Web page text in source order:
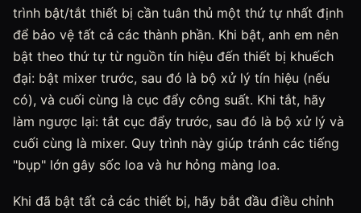
trình bật/tắt thiết bị cần tuân thủ một thứ tự nhất định
để bảo vệ tất cả các thành phần. Khi bật, anh em nên
bật theo thứ tự từ nguồn tín hiệu đến thiết bị khuếch
đại: bật mixer trước, sau đó là bộ xử lý tín hiệu (nếu
có), và cuối cùng là cục đẩy công suất. Khi tắt, hãy
làm ngược lại: tắt cục đẩy trước, sau đó là bộ xử lý và
cuối cùng là mixer. Quy trình này giúp tránh các tiếng
"bụp" lớn gây sốc loa và hư hỏng màng loa.
Khi đã bật tất cả các thiết bị, hãy bắt đầu điều chỉnh